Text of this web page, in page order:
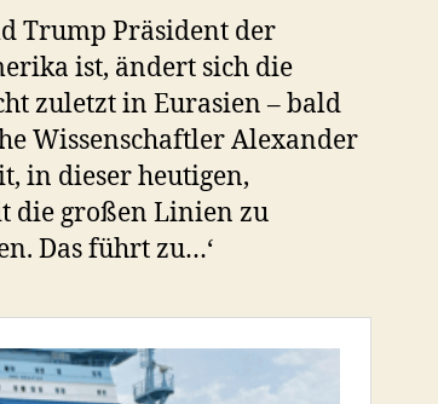
Trump Präsident der
ist, ändert sich die
zuletzt in Eurasien – bald
Wissenschaftler Alexander
in dieser heutigen,
die großen Linien zu
Das führt zu…‘